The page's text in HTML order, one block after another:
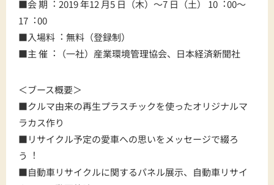
■会 期︓ 2019 年12 月5 日（木）～7 日（土） 10︓00～
17︓00
■入場料︓ 無料（登録制）
■主 催︓（一社）産業環境管理協会、日本経済新聞社
＜ブース概要＞
■クルマ由来の再生プラスチックを使ったオリジナルマ
ラカス作り
■リサイクル予定の愛車への思いをメッセージで綴ろ
う︕
■自動車リサイクルに関するパネル展示、自動車リサイ